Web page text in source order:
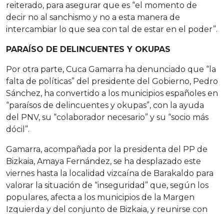
reiterado, para asegurar que es “el momento de
decir no al sanchismo y no a esta manera de
intercambiar lo que sea con tal de estar en el poder”.
PARAÍSO DE DELINCUENTES Y OKUPAS
Por otra parte, Cuca Gamarra ha denunciado que “la
falta de políticas” del presidente del Gobierno, Pedro
Sánchez, ha convertido a los municipios españoles en
“paraísos de delincuentes y okupas”, con la ayuda
del PNV, su “colaborador necesario” y su “socio más
dócil”.
Gamarra, acompañada por la presidenta del PP de
Bizkaia, Amaya Fernández, se ha desplazado este
viernes hasta la localidad vizcaína de Barakaldo para
valorar la situación de “inseguridad” que, según los
populares, afecta a los municipios de la Margen
Izquierda y del conjunto de Bizkaia, y reunirse con